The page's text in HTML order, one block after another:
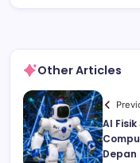
Other Articles
AI
Depan